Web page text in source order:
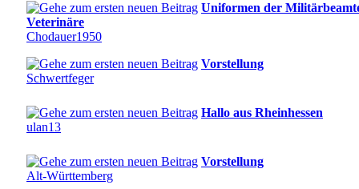
Uniformen der
Veterinäre
Chodauer1950
Vorstellung
Schwertfeger
Hallo aus Rheinhessen
ulan13
Vorstellung
Alt-Württemberg